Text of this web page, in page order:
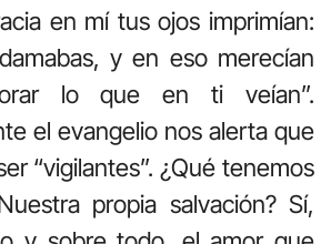
en mí tus ojos imprimían:
y en eso merecían
lo que en ti veían”.
el evangelio nos alerta que
“vigilantes”. ¿Qué tenemos
propia salvación? Sí,